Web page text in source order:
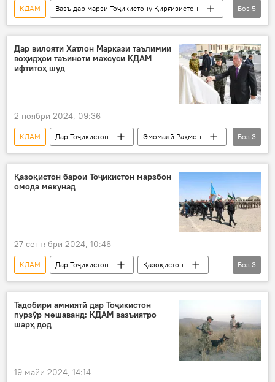
КДАМ
Вазъ дар марзи Тоҷикистону Қирғизистон
Дар Тоҷикистон
Қирғизистон
Саймумин Ятимов
Қамчибек Тошиев
баррасии масоили марз
Боз 5
Дар вилояти Хатлон Маркази таълимии
воҳидҳои таъиноти махсуси КДАМ
ифтитоҳ шуд
2 ноябри 2024, 09:36
КДАМ Дар Тоҷикистон
Эмомалӣ Раҳмон
Хатлон
марказ таълимӣ
Боз 3
Қазоқистон барои Тоҷикистон марзбон
омода мекунад
27 сентябри 2024, 10:46
КДАМ Дар Тоҷикистон
Қазоқистон
ҳамкорӣ
марзбонӣ давраи омӯзиш
Боз 3
Тадобири амниятӣ дар Тоҷикистон
пурзӯр мешаванд: КДАМ вазъиятро
шарҳ дод
19 майи 2024, 14:14